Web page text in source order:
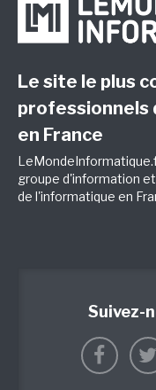
Le site le plus
professionnels
en France
groupe d'information
de l'informatique en
Suivez-